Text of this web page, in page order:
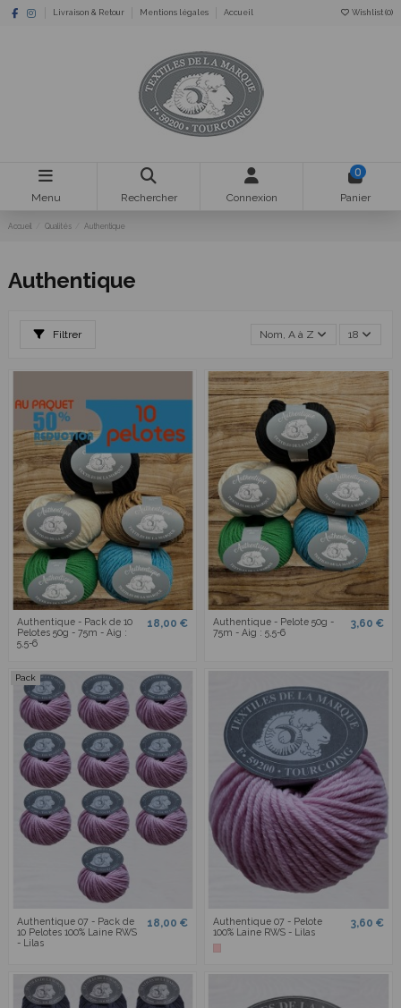
Livraison & Retour Mentions légales Accueil Wishlist (0)
Menu Rechercher Connexion
0
Panier
Accueil Qualités Authentique
Authentique
Filtrer Nom, A à Z 18
Authentique - Pack de 10
Pelotes 50g - 75m - Aig :
5,5-6
18,00 €
Authentique - Pelote 50g -
75m - Aig : 5,5-6
3,60 €
Pack
Authentique 07 - Pack de
10 Pelotes 100% Laine RWS
- Lilas
18,00 €
Authentique 07 - Pelote
100% Laine RWS - Lilas
3,60 €